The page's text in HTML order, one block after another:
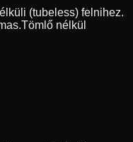
(tubeless) felnihez.
Tömlő nélkül